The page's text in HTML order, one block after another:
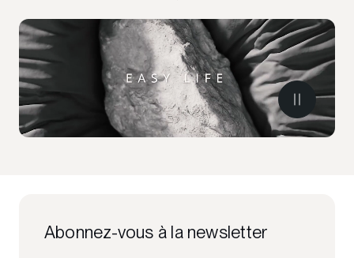
Abonnez-vous à la newsletter